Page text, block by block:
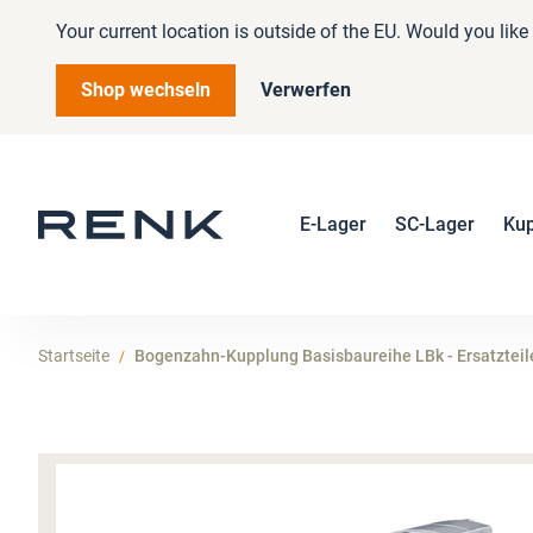
Your current location is outside of the EU. Would you
Shop wechseln Verwerfen
E-Lager SC-Lager
Startseite Bogenzahn-Kupplung Basisbaureihe LBk -
Zum